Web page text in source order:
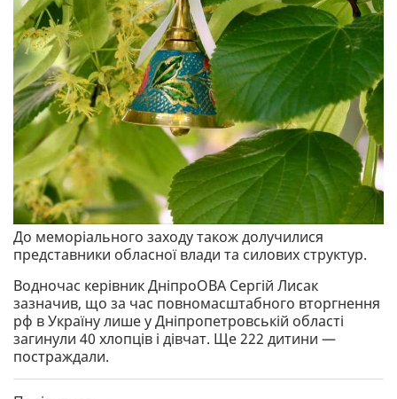
До меморіального заходу також долучилися
представники обласної влади та силових структур.
Водночас керівник ДніпроОВА Сергій Лисак
зазначив, що за час повномасштабного вторгнення
рф в Україну лише у Дніпропетровській області
загинули 40 хлопців і дівчат. Ще 222 дитини —
постраждали.